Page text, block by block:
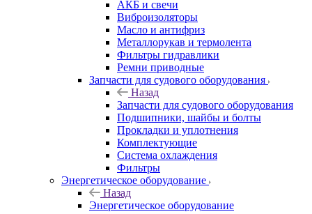
АКБ и свечи
Виброизоляторы
Масло и антифриз
Металлорукав и термолента
Фильтры гидравлики
Ремни приводные
Запчасти для судового оборудования
Назад
Запчасти для судового оборудования
Подшипники, шайбы и болты
Прокладки и уплотнения
Комплектующие
Система охлаждения
Фильтры
Энергетическое оборудование
Назад
Энергетическое оборудование